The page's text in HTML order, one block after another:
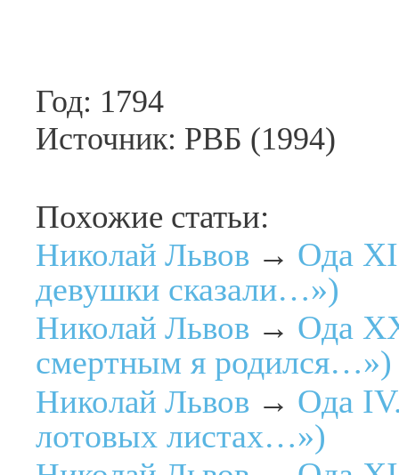
Год: 1794
Источник: РВБ (1994)
Похожие статьи:
Николай Львов → Ода
девушки сказали…»)
Николай Львов → Ода
смертным я родился…»)
Николай Львов → Ода
лотовых листах…»)